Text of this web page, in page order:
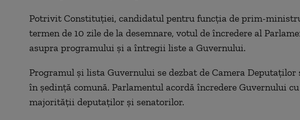
Potrivit Constituţiei, candidatul pentru funcţia de prim-
termen de 10 zile de la desemnare, votul de încredere al
asupra programului şi a întregii liste a Guvernului.
Programul şi lista Guvernului se dezbat de Camera Deputaţilor
în şedinţă comună. Parlamentul acordă încredere Guvernului
majorităţii deputaţilor şi senatorilor.